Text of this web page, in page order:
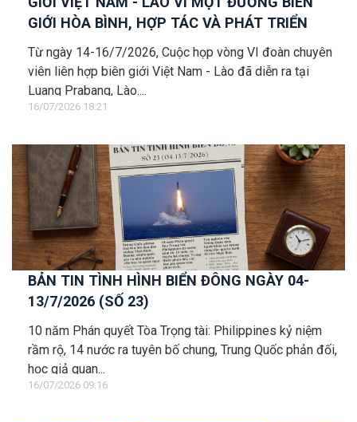
GIỚI HÒA BÌNH, HỢP TÁC VÀ PHÁT TRIỂN
Từ ngày 14-16/7/2026, Cuộc họp vòng VI đoàn chuyên
viên liên hợp biên giới Việt Nam - Lào đã diễn ra tại
Luang Prabang, Lào....
16/07/2026 18:21
BẢN TIN TÌNH HÌNH BIỂN ĐÔNG NGÀY 04-
13/7/2026 (SỐ 23)
10 năm Phán quyết Tòa Trọng tài: Philippines kỷ niệm
rầm rộ, 14 nước ra tuyên bố chung, Trung Quốc phản đối,
học giả quan...
16/07/2026 09:16